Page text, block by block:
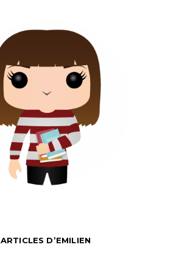
ARTICLES D’EMILIEN